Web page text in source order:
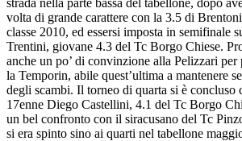
volta di grande carattere con la 3.5 di
classe 2010, ed essersi imposta in semifinale
Trentini, giovane 4.3 del Tc Borgo Chiese.
anche un po’ di convinzione alla Pelizzari per
la Temporin, abile quest’ultima a mantenere
degli scambi. Il torneo di quarta si è concluso
17enne Diego Castellini, 4.1 del Tc Borgo
un bel confronto con il siracusano del Tc
si era spinto sino ai quarti nel tabellone